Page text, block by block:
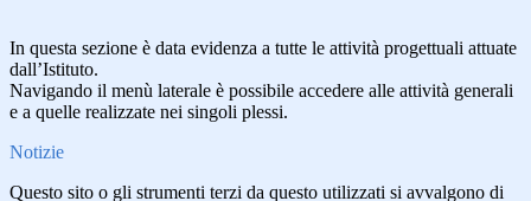
In questa sezione è data evidenza a tutte le attività progettuali attuate
dall’Istituto.
Navigando il menù laterale è possibile accedere alle attività generali
e a quelle realizzate nei singoli plessi.
Notizie
Questo sito o gli strumenti terzi da questo utilizzati si avvalgono di